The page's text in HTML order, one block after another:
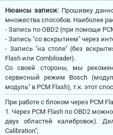
Нюансы записи:Прошивку
множества способов. Наиболее
- Запись по OBD2 (при помощи
- Запись "со вскрытием" через
- Запись "на столе" (без
Flash или Combiloader).
Со своей стороны, мы
сервисный режим Bosch
модуль" в PCM Flash), т.к. этот
При работе с блоком через PCM
1. Через PCM Flash по OBD2
двух областей калибровок).
Calibration";